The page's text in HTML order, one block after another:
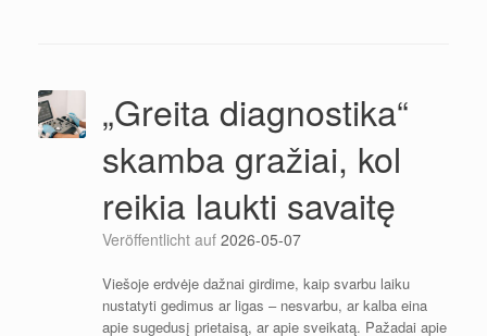
„Greita diagnostika“
skamba gražiai, kol
reikia laukti savaitę
Veröffentlicht auf 2026-05-07
Viešoje erdvėje dažnai girdime, kaip svarbu laiku
nustatyti gedimus ar ligas – nesvarbu, ar kalba eina
apie sugedusį prietaisą, ar apie sveikatą. Pažadai apie